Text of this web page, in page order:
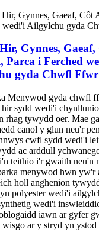
Gynnes, Gaeaf,
Parca i Ferched
gyda Chwfl Ffwr
Menywod gyda chwfl
hir sydd wedi'i
rhag tywydd oer. Mae
canol y glun neu'r
cwfl sydd wedi'i
ac arddull
teithio i'r gwaith neu'n
menywod hwn yw'r
holl anghenion
polyester wedi'i
wedi'i
iawn ar gyfer
wisgo ar y stryd yn ystod